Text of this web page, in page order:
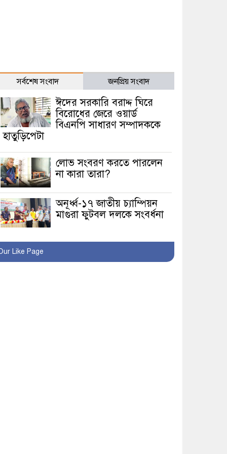
সর্বশেষ সংবাদ জনপ্রিয় সংবাদ
ঈদের সরকারি বরাদ্দ ঘিরে
বিরোধের জেরে ওয়ার্ড
বিএনপি সাধারণ সম্পাদককে
হাতুড়িপেটা
লোভ সংবরণ করতে পারলেন
না কারা তারা?
অনূর্ধ্ব-১৭ জাতীয় চ্যাম্পিয়ন
মাগুরা ফুটবল দলকে সংবর্ধনা
রোববার থেকে ভারতীয়
Like Page